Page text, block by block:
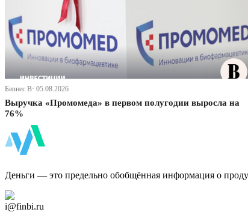
Бизнес В· 05.08.2026
Выручка «Промомеда» в первом полугодии выросла на
76%
Деньги — это предельно обобщённая информация о
i@finbi.ru